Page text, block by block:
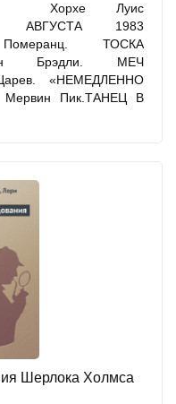
Хорхе Луис
АВГУСТА 1983
ТОСКА
Брэдли. МЕЧ
«НЕМЕДЛЕННО
Пик.ТАНЕЦ В
Шерлока Холмса